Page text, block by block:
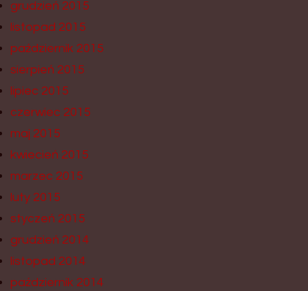
grudzień 2015
listopad 2015
październik 2015
sierpień 2015
lipiec 2015
czerwiec 2015
maj 2015
kwiecień 2015
marzec 2015
luty 2015
styczeń 2015
grudzień 2014
listopad 2014
październik 2014